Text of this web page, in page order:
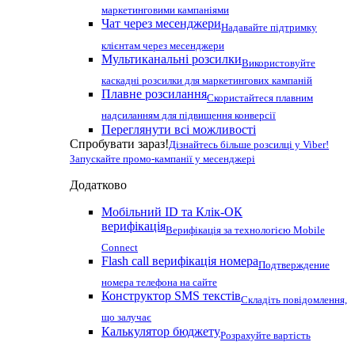
маркетинговими кампаніями
Чат через месенджериНадавайте підтримку
клієнтам через месенджери
Мультиканальні розсилкиВикористовуйте
каскадні розсилки для маркетингових кампаній
Плавне розсиланняСкористайтеся плавним
надсиланням для підвищення конверсії
Переглянути всі можливості
Спробувати зараз!Дізнайтесь більше розсилці у Viber!
Запускайте промо-кампанії у месенджері
Додатково
Мобільний ID та Клік-ОК
верифікаціяВерифікація за технологією Mobile
Connect
Flash call верифікація номераПодтверждение
номера телефона на сайте
Конструктор SMS текстівСкладіть повідомлення,
що залучає
Калькулятор бюджетуРозрахуйте вартість